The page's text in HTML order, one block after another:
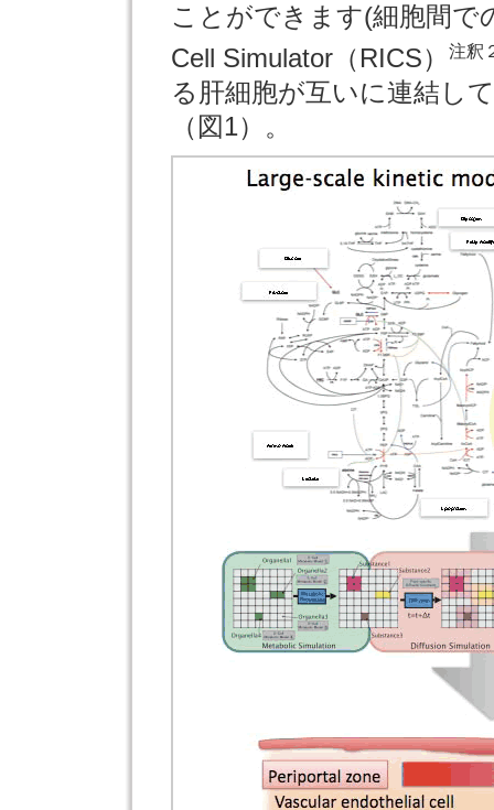
ことができます(細胞間で
Cell Simulator（RICS）
注釈
る肝細胞が互いに連結し
（図1）。